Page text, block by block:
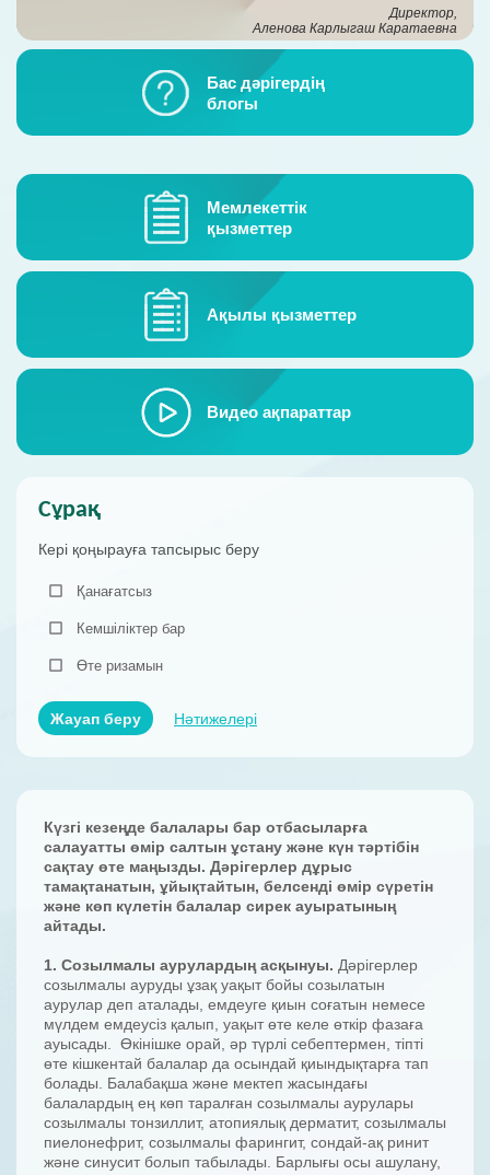
НҚА
Қонақ кітабы
Директор,
Аленова Карлыгаш Каратаевна
Бас дәрігердің
блогы
Мемлекеттік
қызметтер
Ақылы қызметтер
Видeо ақпараттар
Сұрақ
Кері қоңырауға тапсырыс беру
Қанағатсыз
Кемшіліктер бар
Өте ризамын
Жауап беру Нәтижелері
Күзгі кезеңде балалары бар отбасыларға
салауатты өмір салтын ұстану және күн тәртібін
сақтау өте маңызды. Дәрігерлер дұрыс
тамақтанатын, ұйықтайтын, белсенді өмір сүретін
және көп күлетін балалар сирек ауыратының
айтады.
1. Созылмалы аурулардың асқынуы. Дәрігерлер
созылмалы ауруды ұзақ уақыт бойы созылатын
аурулар деп аталады, емдеуге қиын соғатын немесе
мүлдем емдеусіз қалып, уақыт өте келе өткір фазаға
ауысады. Өкінішке орай, әр түрлі себептермен, тіпті
өте кішкентай балалар да осындай қиындықтарға тап
болады. Балабақша және мектеп жасындағы
балалардың ең көп таралған созылмалы аурулары
созылмалы тонзиллит, атопиялық дерматит, созылмалы
пиелонефрит, созылмалы фарингит, сондай-ақ ринит
және синусит болып табылады. Барлығы осы ашулану,